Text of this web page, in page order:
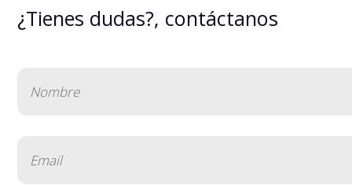
¿Tienes dudas?, contáctanos
(Obligatorio)
(Obligatorio)